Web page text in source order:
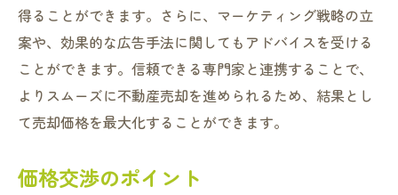
得ることができます。さらに、マーケティング戦略の立
案や、効果的な広告手法に関してもアドバイスを受ける
ことができます。信頼できる専門家と連携することで、
よりスムーズに不動産売却を進められるため、結果とし
て売却価格を最大化することができます。
価格交渉のポイント